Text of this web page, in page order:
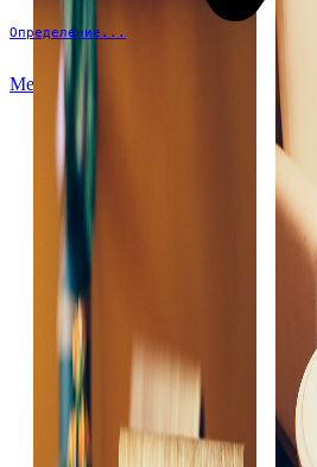
Определение...
Меню